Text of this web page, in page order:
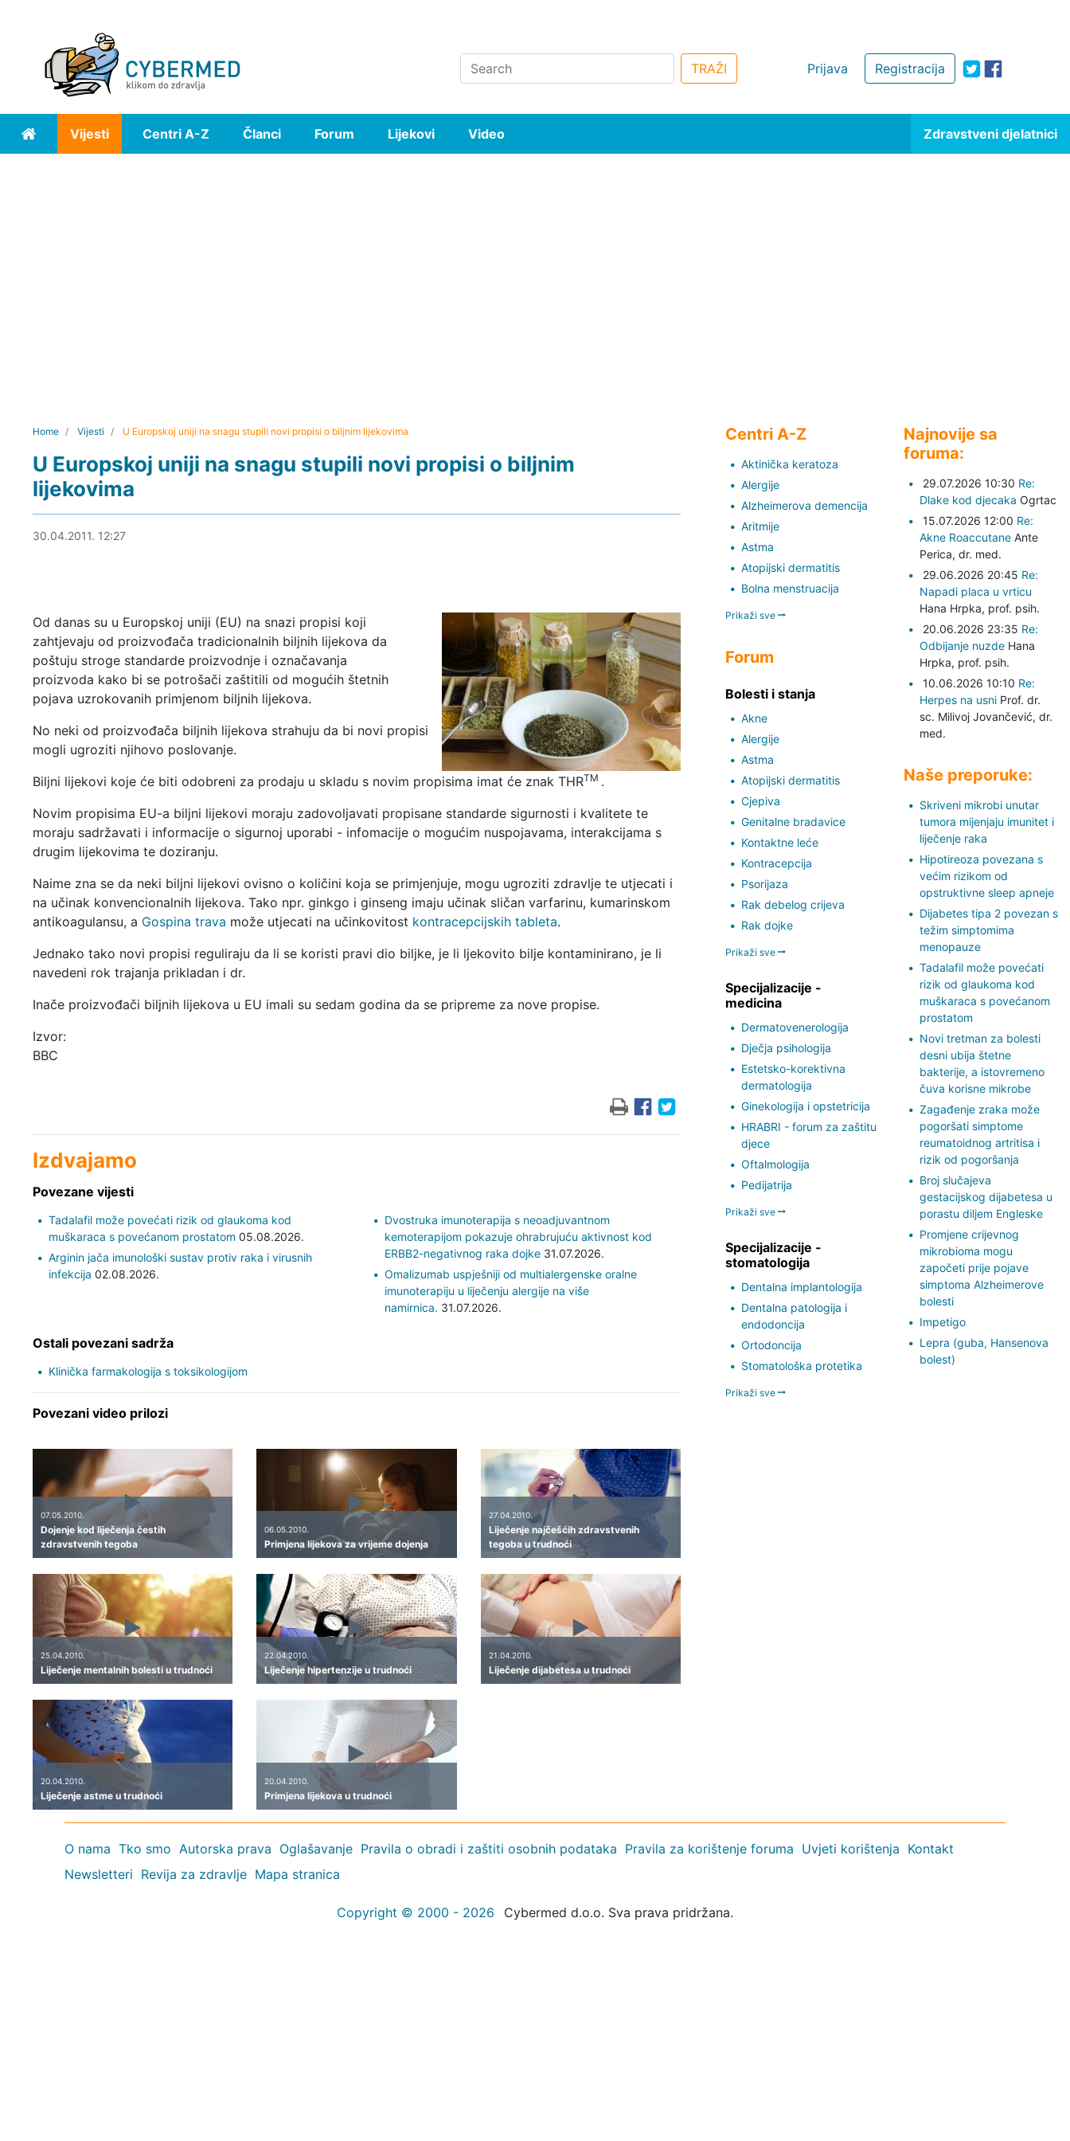
Registracija
Prijava
Search TRAŽI
Home Vijesti Centri A-Z Članci Forum Lijekovi Video Zdravstveni djelatnici
Home Vijesti U Europskoj uniji na snagu stupili novi propisi o biljnim lijekovima
U Europskoj uniji na snagu stupili novi propisi o biljnim
lijekovima
30.04.2011. 13:54
30.04.2011. 12:27
Od danas su u Europskoj uniji (EU) na snazi propisi koji
zahtjevaju od proizvođača tradicionalnih biljnih lijekova da
poštuju stroge standarde proizvodnje i označavanja
proizvoda kako bi se potrošači zaštitili od mogućih štetnih
pojava uzrokovanih primjenom biljnih lijekova.
No neki od proizvođača biljnih lijekova strahuju da bi novi propisi
mogli ugroziti njihovo poslovanje.
Biljni lijekovi koje će biti odobreni za prodaju u skladu s novim propisima imat će znak THRTM .
Novim propisima EU-a biljni lijekovi moraju zadovoljavati propisane standarde sigurnosti i kvalitete te
moraju sadržavati i informacije o sigurnoj uporabi - infomacije o mogućim nuspojavama, interakcijama s
drugim lijekovima te doziranju.
Naime zna se da neki biljni lijekovi ovisno o količini koja se primjenjuje, mogu ugroziti zdravlje te utjecati i
na učinak konvencionalnih lijekova. Tako npr. ginkgo i ginseng imaju učinak sličan varfarinu, kumarinskom
antikoagulansu, a Gospina trava može utjecati na učinkovitost kontracepcijskih tableta.
Jednako tako novi propisi reguliraju da li se koristi pravi dio biljke, je li ljekovito bilje kontaminirano, je li
navedeni rok trajanja prikladan i dr.
Inače proizvođači biljnih lijekova u EU imali su sedam godina da se pripreme za nove propise.
Izvor:
BBC
Izdvajamo
Povezane vijesti
Tadalafil može povećati rizik od glaukoma kod
muškaraca s povećanom prostatom 05.08.2026.
Arginin jača imunološki sustav protiv raka i virusnih
infekcija 02.08.2026.
Dvostruka imunoterapija s neoadjuvantnom
kemoterapijom pokazuje ohrabrujuću aktivnost kod
ERBB2-negativnog raka dojke 31.07.2026.
Omalizumab uspješniji od multialergenske oralne
imunoterapiju u liječenju alergije na više
namirnica. 31.07.2026.
Ostali povezani sadrža
Klinička farmakologija s toksikologijom
Povezani video prilozi
07.05.2010.
Dojenje kod liječenja čestih
zdravstvenih tegoba
06.05.2010.
Primjena lijekova za vrijeme dojenja
27.04.2010.
Liječenje najčešćih zdravstvenih
tegoba u trudnoći
25.04.2010.
Liječenje mentalnih bolesti u trudnoći
22.04.2010.
Liječenje hipertenzije u trudnoći
21.04.2010.
Liječenje dijabetesa u trudnoći
20.04.2010.
Liječenje astme u trudnoći
20.04.2010.
Primjena lijekova u trudnoći
Centri A-Z
Aktinička keratoza
Alergije
Alzheimerova demencija
Aritmije
Astma
Atopijski dermatitis
Bolna menstruacija
Prikaži sve
Forum
Bolesti i stanja
Akne
Alergije
Astma
Atopijski dermatitis
Cjepiva
Genitalne bradavice
Kontaktne leće
Kontracepcija
Psorijaza
Rak debelog crijeva
Rak dojke
Prikaži sve
Specijalizacije -
medicina
Dermatovenerologija
Dječja psihologija
Estetsko-korektivna
dermatologija
Ginekologija i opstetricija
HRABRI - forum za zaštitu
djece
Oftalmologija
Pedijatrija
Prikaži sve
Specijalizacije -
stomatologija
Dentalna implantologija
Dentalna patologija i
endodoncija
Ortodoncija
Stomatološka protetika
Prikaži sve
Najnovije sa
foruma:
29.07.2026 10:30 Re:
Dlake kod djecaka Ogrtac
15.07.2026 12:00 Re:
Akne Roaccutane Ante
Perica, dr. med.
29.06.2026 20:45 Re:
Napadi placa u vrticu
Hana Hrpka, prof. psih.
20.06.2026 23:35 Re:
Odbijanje nuzde Hana
Hrpka, prof. psih.
10.06.2026 10:10 Re:
Herpes na usni Prof. dr.
sc. Milivoj Jovančević, dr.
med.
Naše preporuke:
Skriveni mikrobi unutar
tumora mijenjaju imunitet i
liječenje raka
Hipotireoza povezana s
većim rizikom od
opstruktivne sleep apneje
Dijabetes tipa 2 povezan s
težim simptomima
menopauze
Tadalafil može povećati
rizik od glaukoma kod
muškaraca s povećanom
prostatom
Novi tretman za bolesti
desni ubija štetne
bakterije, a istovremeno
čuva korisne mikrobe
Zagađenje zraka može
pogoršati simptome
reumatoidnog artritisa i
rizik od pogoršanja
Broj slučajeva
gestacijskog dijabetesa u
porastu diljem Engleske
Promjene crijevnog
mikrobioma mogu
započeti prije pojave
simptoma Alzheimerove
bolesti
Impetigo
Lepra (guba, Hansenova
bolest)
O nama Tko smo Autorska prava Oglašavanje Pravila o obradi i zaštiti osobnih podataka Pravila za korištenje foruma Uvjeti korištenja Kontakt
Newsletteri Revija za zdravlje Mapa stranica
Copyright © 2000 - 2026 Cybermed d.o.o. Sva prava pridržana.